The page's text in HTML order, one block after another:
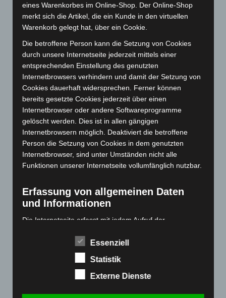
April 2024(102)
März 2024(103)
Januar 2024
(111)
Dezember 2023(130)
November 2023(130)
Oktober 2023(114)
September 2023(133)
August 2023(134)
Juli 2023 (118)
Juni 2023(142)
April 2023
März 2023(174)
Februar 2023(154)
(130)
(167)
(166)
September 2022(205)
eines Warenkorbes im Online-Shop. Der Online-Shop
merkt sich die Artikel, die ein Kunde in den virtuellen
Warenkorb gelegt hat, über ein Cookie.
Die betroffene Person kann die Setzung von Cookies
durch unsere Internetseite jederzeit mittels einer
entsprechenden Einstellung des genutzten
Internetbrowsers verhindern und damit der Setzung von
Cookies dauerhaft widersprechen. Ferner können
bereits gesetzte Cookies jederzeit über einen
Internetbrowser oder andere Softwareprogramme
gelöscht werden. Dies ist in allen gängigen
Internetbrowsern möglich. Deaktiviert die betroffene
Person die Setzung von Cookies in dem genutzten
Internetbrowser, sind unter Umständen nicht alle
Funktionen unserer Internetseite vollumfänglich nutzbar.
Erfassung von allgemeinen Daten
und Informationen
Die Internetseite erfasst mit jedem Aufruf der
automatisiertes System eine Reihe von allgemeinen
Daten und Informationen. Diese allgemeinen Daten und
Informationen werden in den Logfiles des Servers
gespeichert. Erfasst werden können die (1) verwendeten
Essenziell
Statistik
Externe Dienste